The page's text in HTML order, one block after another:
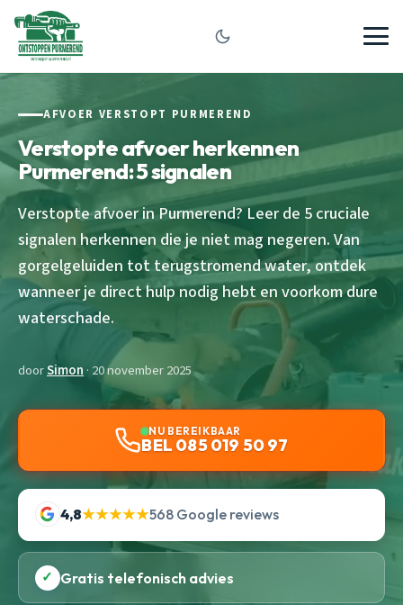
AFVOER VERSTOPT PURMEREND
Verstopte afvoer herkennen
Purmerend: 5 signalen
Verstopte afvoer in Purmerend? Leer de 5 cruciale
signalen herkennen die je niet mag negeren. Van
gorgelgeluiden tot terugstromend water, ontdek
wanneer je direct hulp nodig hebt en voorkom dure
waterschade.
doorSimon· 20 november 2025
NU BEREIKBAAR
BEL 085 019 50 97
4,8★★★★★568 Google reviews
✓ Gratis telefonisch advies